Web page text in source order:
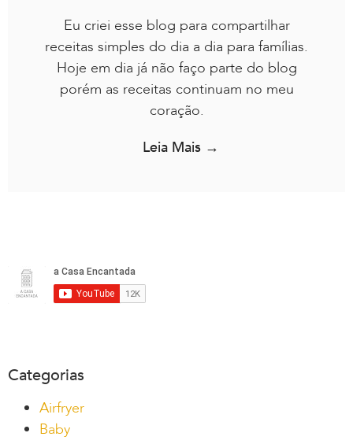
Eu criei esse blog para compartilhar
receitas simples do dia a dia para famílias.
Hoje em dia já não faço parte do blog
porém as receitas continuam no meu
coração.
Leia Mais →
Categorias
Airfryer
Baby